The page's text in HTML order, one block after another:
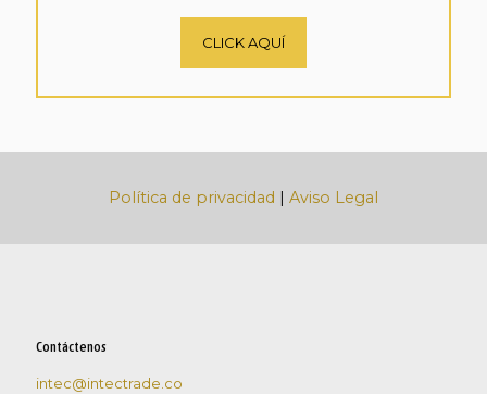
CLICK AQUÍ
Política de privacidad | Aviso Legal
Contáctenos
intec@intectrade.co